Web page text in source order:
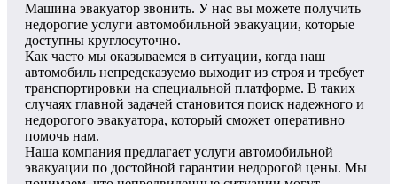
Машина эвакуатор звонить. У нас вы можете получить
недорогие услуги автомобильной эвакуации, которые
доступны круглосуточно.
Как часто мы оказываемся в ситуации, когда наш
автомобиль непредсказуемо выходит из строя и требует
транспортировки на специальной платформе. В таких
случаях главной задачей становится поиск надежного и
недорогого эвакуатора, который сможет оперативно
помочь нам.
Наша компания предлагает услуги автомобильной
эвакуации по достойной гарантии недорогой цены. Мы